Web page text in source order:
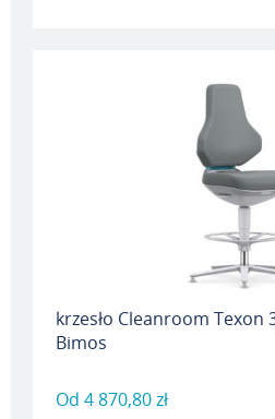
krzesło Cleanroom Texon
Bimos
Od 4 870,80 zł